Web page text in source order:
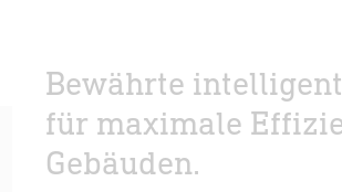
Bewährte
für maximale
Gebäuden.